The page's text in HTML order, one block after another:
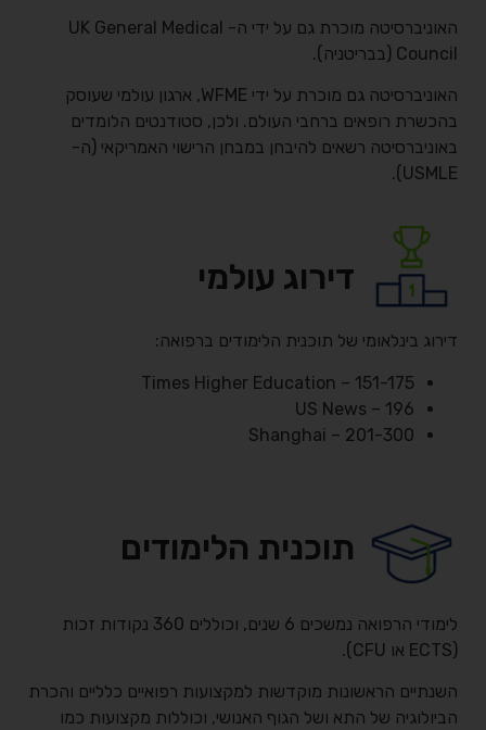
האוניברסיטה מוכרת גם על ידי ה- UK General Medical
Council (בבריטניה).
האוניברסיטה גם מוכרת על ידי WFME, ארגון עולמי שעוסק
בהכשרת רופאים ברחבי העולם. ולכן, סטודנטים הלומדים
באוניברסיטה רשאים להיבחן במבחן הרישוי האמריקאי (ה-
USMLE).
דירוג עולמי
דירוג בינלאומי של תוכנית הלימודים ברפואה:
Times Higher Education – 151-175
US News – 196
Shanghai – 201-300
תוכנית הלימודים
לימודי הרפואה נמשכים 6 שנים, וכוללים 360 נקודות זכות
(ECTS או CFU).
השנתיים הראשונות מוקדשות למקצועות רפואיים כלליים והכרת
הביולוגיה של התא ושל הגוף האנושי, וכוללות מקצועות כמו